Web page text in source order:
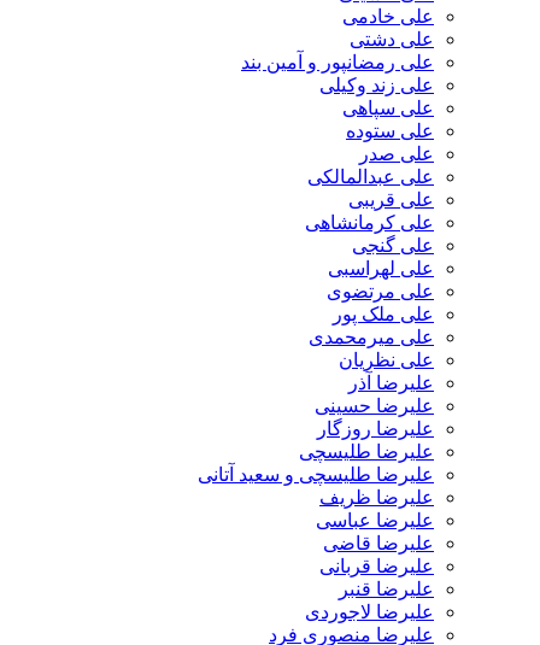
علی خادمی
علی دشتی
علی رمضانپور و آمین بند
علی زند وکیلی
علی سپاهی
علی ستوده
علی صدر
علی عبدالمالکی
علی قریبی
علی کرمانشاهی
علی گنجی
علی لهراسبی
علی مرتضوی
علی ملک پور
علی میرمحمدی
علی نظریان
علیرضا آذر
علیرضا حسینی
علیرضا روزگار
علیرضا طلیسچی
علیرضا طلیسچی و سعید آتانی
علیرضا ظریف
علیرضا عباسی
علیرضا قاضی
علیرضا قربانی
علیرضا قنبر
علیرضا لاجوردی
علیرضا منصوری فرد